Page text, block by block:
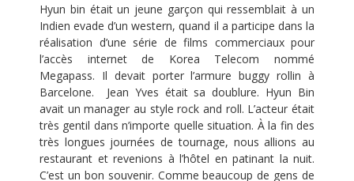
Hyun bin était un jeune garçon qui ressemblait à un
Indien evade d’un western, quand il a participe dans la
réalisation d’une série de films commerciaux pour
l’accès internet de Korea Telecom nommé
Megapass. Il devait porter l’armure buggy rollin à
Barcelone. Jean Yves était sa doublure. Hyun Bin
avait un manager au style rock and roll. L’acteur était
très gentil dans n’importe quelle situation. À la fin des
très longues journées de tournage, nous allions au
restaurant et revenions à l’hôtel en patinant la nuit.
C’est un bon souvenir. Comme beaucoup de gens de